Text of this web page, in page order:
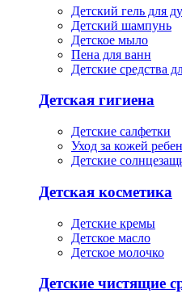
Детский гель для
Детский шампунь
Детское мыло
Пена для ванн
Детские средства
Детская гигиена
Детские салфетки
Уход за кожей
Детские
Детская косметика
Детские кремы
Детское масло
Детское молочко
Детские чистящие